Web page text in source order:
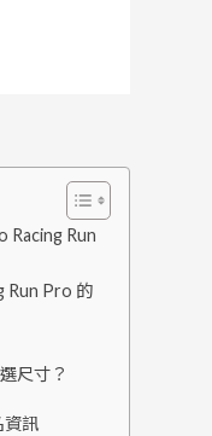
Racing Run
Run Pro 的
尺寸？
資訊